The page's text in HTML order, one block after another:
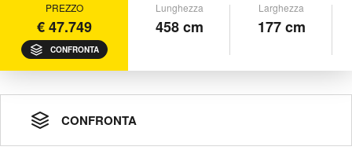
PREZZO
€ 47.749
CONFRONTA
Lunghezza
458 cm
Larghezza
177 cm
CONFRONTA